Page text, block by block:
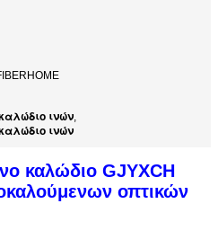
ινών,
ινών
καλώδιο GJYXCH
οπτικών